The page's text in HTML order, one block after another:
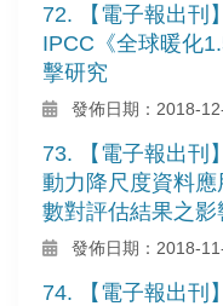
72. 【電子報出刊
IPCC《全球暖化
擊研究
發佈日期：2018-
73. 【電子報出刊
動力降尺度資料
數對評估結果之影
發佈日期：2018-
74. 【電子報出刊